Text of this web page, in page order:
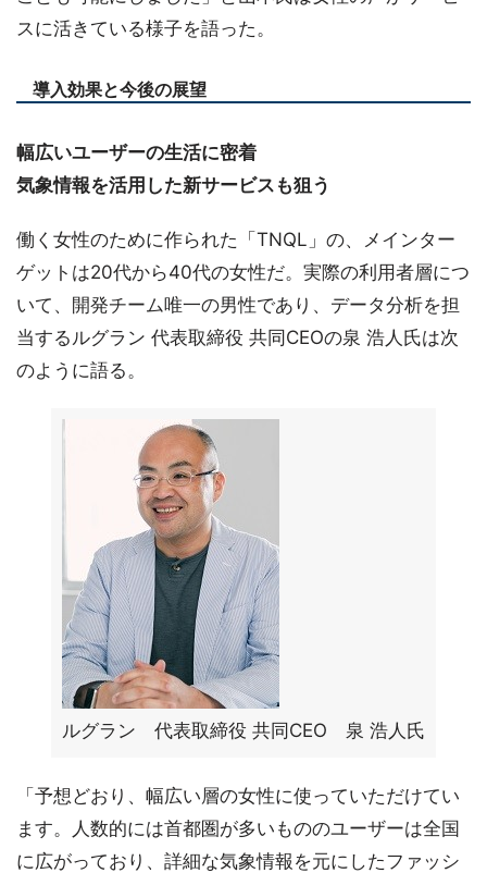
スに活きている様子を語った。
導入効果と今後の展望
幅広いユーザーの生活に密着
気象情報を活用した新サービスも狙う
働く女性のために作られた「TNQL」の、メインター
ゲットは20代から40代の女性だ。実際の利用者層につ
いて、開発チーム唯一の男性であり、データ分析を担
当するルグラン 代表取締役 共同CEOの泉 浩人氏は次
のように語る。
ルグラン 代表取締役 共同CEO 泉 浩人氏
「予想どおり、幅広い層の女性に使っていただけてい
ます。人数的には首都圏が多いもののユーザーは全国
に広がっており、詳細な気象情報を元にしたファッシ